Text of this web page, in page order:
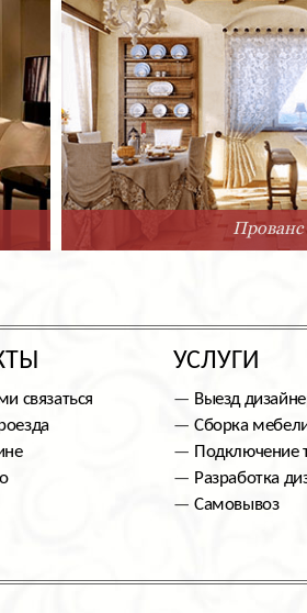
Прованс
связаться
УСЛУГИ
Выезд
Сборка
Подключение
Разработка
Самовывоз